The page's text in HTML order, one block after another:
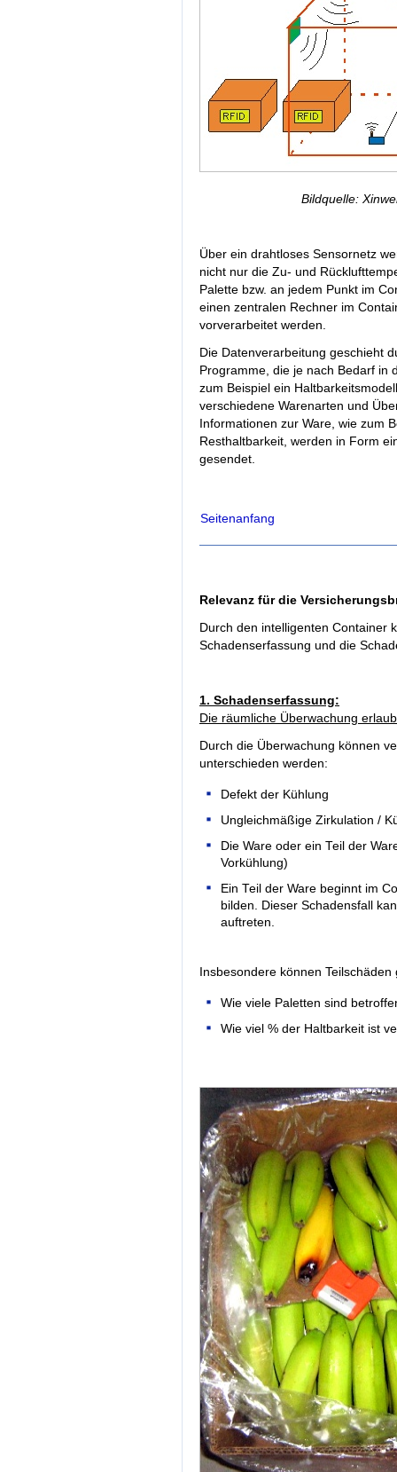
Bildquelle:
Über ein drahtloses Sensornetz
nicht nur die Zu- und
Palette bzw. an jedem Punkt im
einen zentralen Rechner im
vorverarbeitet werden.
Die Datenverarbeitung geschieht
Programme, die je nach Bedarf in
zum Beispiel ein
verschiedene Warenarten und
Informationen zur Ware, wie zum
Resthaltbarkeit, werden in Form
gesendet.
Seitenanfang
Relevanz für die
Durch den intelligenten Container
Schadenserfassung und die
1. Schadenserfassung:
Die räumliche Überwachung
Durch die Überwachung können
unterschieden werden:
Defekt der Kühlung
Ungleichmäßige Zirkulation /
Die Ware oder ein Teil der
Vorkühlung)
Ein Teil der Ware beginnt im
bilden. Dieser Schadensfall
auftreten.
Insbesondere können
Wie viele Paletten sind
Wie viel % der Haltbarkeit ist